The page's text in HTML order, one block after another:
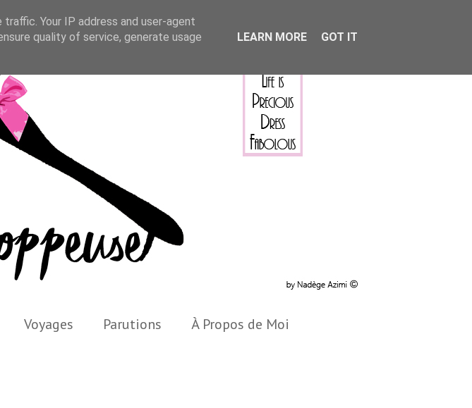
Voyages Parutions
À Propos de Moi
Your IP address and user-agent
quality of service, generate usage
LEARN MORE GOT IT